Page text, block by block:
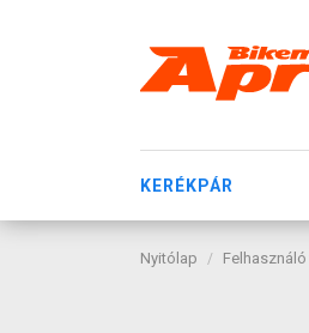
KERÉKPÁR
Nyitólap